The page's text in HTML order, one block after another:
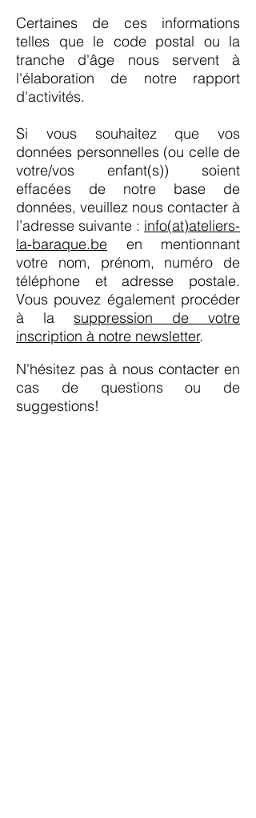
Certaines de ces informations
telles que le code postal ou la
tranche d'âge nous servent à
l'élaboration de notre rapport
d'activités.
Si vous souhaitez que vos
données personnelles (ou celle de
votre/vos enfant(s)) soient
effacées de notre base de
données, veuillez nous contacter à
l’adresse suivante : info(at)ateliers-
la-baraque.be en mentionnant
votre nom, prénom, numéro de
téléphone et adresse postale.
Vous pouvez également procéder
à la suppression de votre
inscription à notre newsletter.
N'hésitez pas à nous contacter en
cas de questions ou de
suggestions!